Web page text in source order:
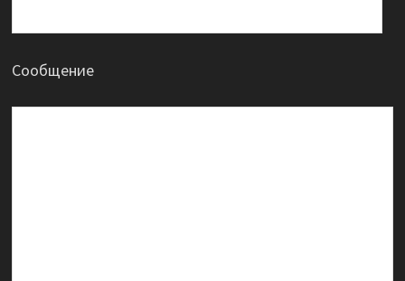
Сообщение